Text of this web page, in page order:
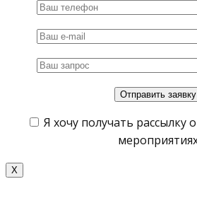
Я хочу получать рассылку
X